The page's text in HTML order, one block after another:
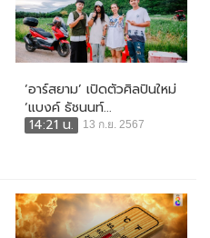
‘อาร์สยาม’ เปิดตัวศิลปินใหม่
‘แบงค์ ธัชนนท์...
14:21 น.
13 ก.ย. 2567